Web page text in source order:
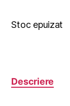
Stoc epuizat
Descriere